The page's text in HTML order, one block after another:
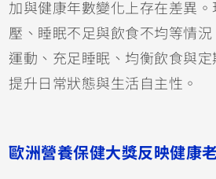
加與健康年數變化上存在差異
壓、睡眠不足與飲食不均等情
運動、充足睡眠、均衡飲食與
提升日常狀態與生活自主性。
歐洲營養保健大獎反映健康